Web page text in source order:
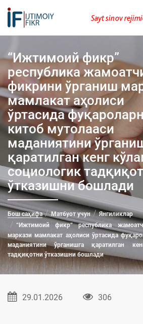
Sayt sinov
“Ижтимоий фикр”
республика
фикрини ўрганиш
мамлакат аҳолиси
ўртасида
китоб мутолааси
маданиятини
қаратилган кенг
социологик
ўтказишни бошлади
Бош саҳифа Матбуот учун
Янгиликлар
“Ижтимоий фикр” республика
маркази мамлакат аҳолиси ўртасида
маданиятини ўрганишга қаратилган
тадқиқотни ўтказишни бошлади
29.01.2026 306